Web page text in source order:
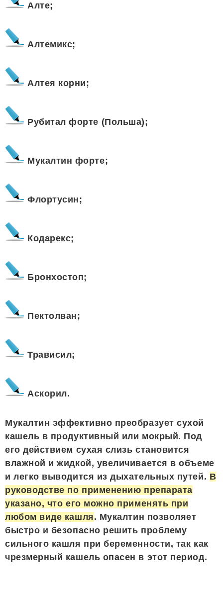
Алте;
Алтемикс;
Алтея корни;
Рубитал форте (Польша);
Мукалтин форте;
Флортусин;
Кодарекс;
Бронхостоп;
Пектолван;
Трависил;
Аскорил.
Мукалтин эффективно преобразует сухой
кашель в продуктивный или мокрый. Под
его действием сухая слизь становится
влажной и жидкой, увеличивается в объеме
и легко выводится из дыхательных путей. В
руководстве по применению препарата
указано, что его можно применять при
любом виде кашля. Мукалтин позволяет
быстро и безопасно решить проблему
сильного кашля при беременности, так как
чрезмерный кашель опасен в этот период.